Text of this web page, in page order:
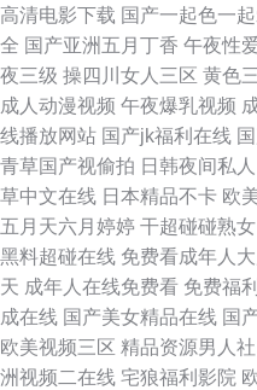
高清电影下载 国产一起色一
全 国产亚洲五月丁香 午夜性
夜三级 操四川女人三区 黄色
成人动漫视频 午夜爆乳视频
线播放网站 国产jk福利在线
青草国产视偷拍 日韩夜间私人
草中文在线 日本精品不卡 欧
五月天六月婷婷 干超碰碰熟女
黑料超碰在线 免费看成年人
天 成年人在线免费看 免费福
成在线 国产美女精品在线 国
欧美视频三区 精品资源男人社
洲视频二在线 宅狼福利影院